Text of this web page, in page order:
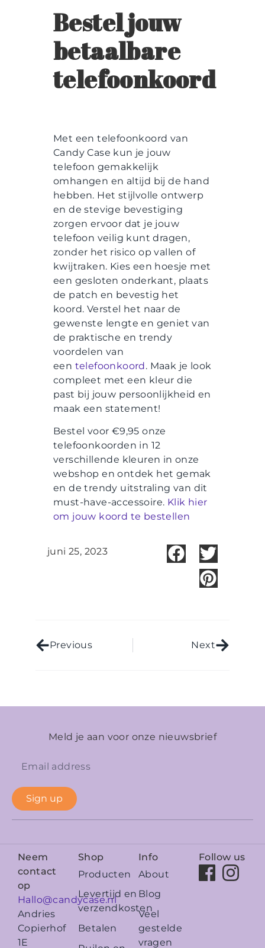
Bestel jouw
betaalbare
telefoonkoord
Met een telefoonkoord van
Candy Case kun je jouw
telefoon gemakkelijk
omhangen en altijd bij de hand
hebben. Het stijlvolle ontwerp
en de stevige bevestiging
zorgen ervoor dat je jouw
telefoon veilig kunt dragen,
zonder het risico op vallen of
kwijtraken. Kies een hoesje met
een gesloten onderkant, plaats
de patch en bevestig het
koord. Verstel het naar de
gewenste lengte en geniet van
de praktische en trendy
voordelen van
een telefoonkoord. Maak je look
compleet met een kleur die
past bij jouw persoonlijkheid en
maak een statement!
Bestel voor €9,95 onze
telefoonkoorden in 12
verschillende kleuren in onze
webshop en ontdek het gemak
en de trendy uitstraling van dit
must-have-accessoire. Klik hier
om jouw koord te bestellen
juni 25, 2023
Previous Next
Meld je aan voor onze nieuwsbrief
Sign up
Neem
contact
op
Hallo@candycase.nl
Andries
Copierhof
1E
Shop
Producten
Levertijd en
verzendkosten
Betalen
Info
About
Blog
Veel
gestelde
vragen
Follow us